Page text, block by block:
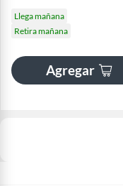
Llega mañana
Retira mañana
Agregar